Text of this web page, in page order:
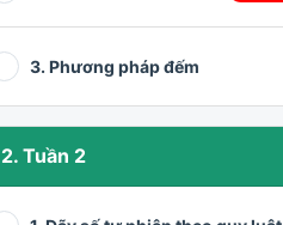
3. Phương pháp đếm
2. Tuần 2